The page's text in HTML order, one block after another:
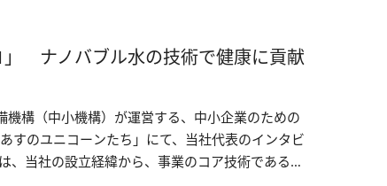
ナノバブル水の技術で健康に貢献
構（中小機構）が運営する、中小企業のための
すのユニコーンたち」にて、当社代表のインタビ
、当社の設立経緯から、事業のコア技術である